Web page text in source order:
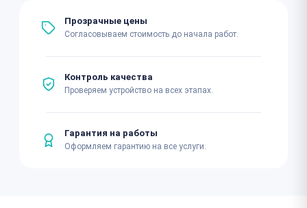
Прозрачные цены
Согласовываем стоимость до начала работ.
Контроль качества
Проверяем устройство на всех этапах.
Гарантия на работы
Оформляем гарантию на все услуги.